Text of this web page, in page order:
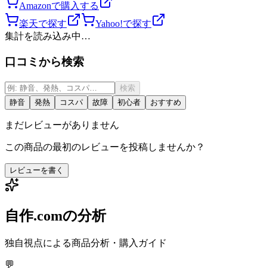
Amazonで購入する
楽天で探す
Yahoo!で探す
集計を読み込み中…
口コミから検索
検索
静音
発熱 コスパ 故障 初心者 おすすめ
まだレビューがありません
この商品の最初のレビューを投稿しませんか？
レビューを書く
自作.comの分析
独自視点による商品分析・購入ガイド
💬